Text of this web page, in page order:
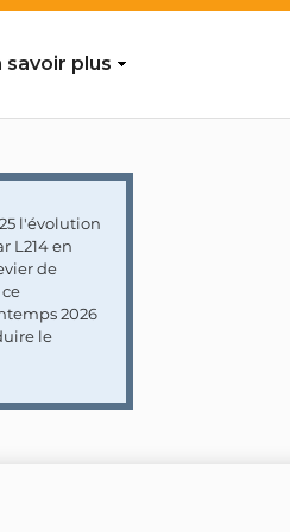
savoir plus
l'évolution
L214 en
de
2026
le